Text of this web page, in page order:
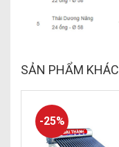
SẢN PHẨM KHÁC
-25%